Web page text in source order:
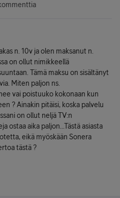
n. 10v ja olen maksanut n.
on ollut nimikkeellä
Tämä maksu on sisältänyt
Miten paljon ns.
vai poistuuko kokonaan kun
? Ainakin pitäisi, koska palvelu
on ollut neljä TV:n
ostaa aika paljon...Tästä asiasta
eikä myöskään Sonera
tästä ?